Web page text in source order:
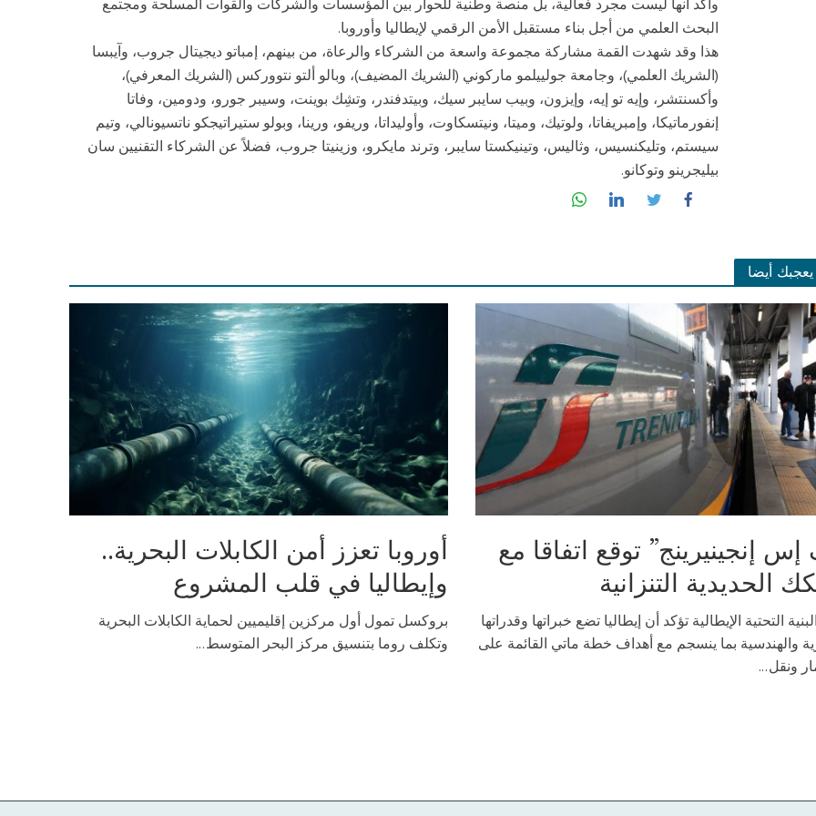
البحث العلمي من أجل بناء مستقبل الأمن الرقمي لإيطاليا وأوروبا.
هذا وقد شهدت القمة مشاركة مجموعة واسعة من الشركاء والرعاة، من بينهم، إمباتو ديجيتال جروب، وآيبسا
(الشريك العلمي)، وجامعة جولييلمو ماركوني (الشريك المضيف)، وبالو ألتو نتووركس (الشريك المعرفي)،
وأكسنتشر، وإيه تو إيه، وإيزون، وبيب سايبر سيك، وبيتدفندر، وتشِك بوينت، وسيبر جورو، ودومين، وفاتا
إنفورماتيكا، وإمبريفاتا، ولوتيك، وميتا، ونيتسكاوت، وأوليداتا، وريفو، ورينا، وبولو ستيراتيجكو ناتسيونالي، وتيم
سيستم، وتليكنسيس، وثاليس، وتينيكستا سايبر، وترند مايكرو، وزينيتا جروب، فضلاً عن الشركاء التقنيين سان
بيليجرينو وتوكانو.
يعجبك أيضا
إنجينيرينج” توقع اتفاقا مع
الحديدية التنزانية
التحتية الإيطالية تؤكد أن إيطاليا تضع خبراتها وقدراتها
والهندسية بما ينسجم مع أهداف خطة ماتي القائمة على
ونقل...
أوروبا تعزز أمن الكابلات البحرية..
وإيطاليا في قلب المشروع
بروكسل تمول أول مركزين إقليميين لحماية الكابلات البحرية
وتكلف روما بتنسيق مركز البحر المتوسط...